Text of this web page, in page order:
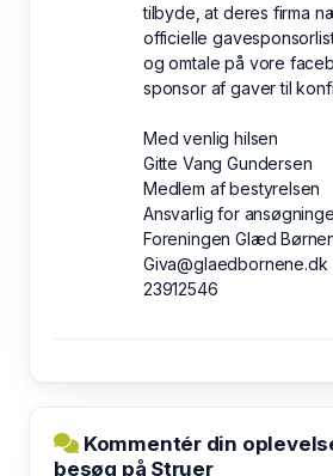
tilbyde, at deres firma
officielle
og omtale på vore
sponsor af gaver til
Med venlig hilsen
Gitte Vang Gundersen
Medlem af bestyrelsen
Ansvarlig for
Foreningen Glæd
Giva@glaedbornene.dk
23912546
Kommentér din
besøg på Struer